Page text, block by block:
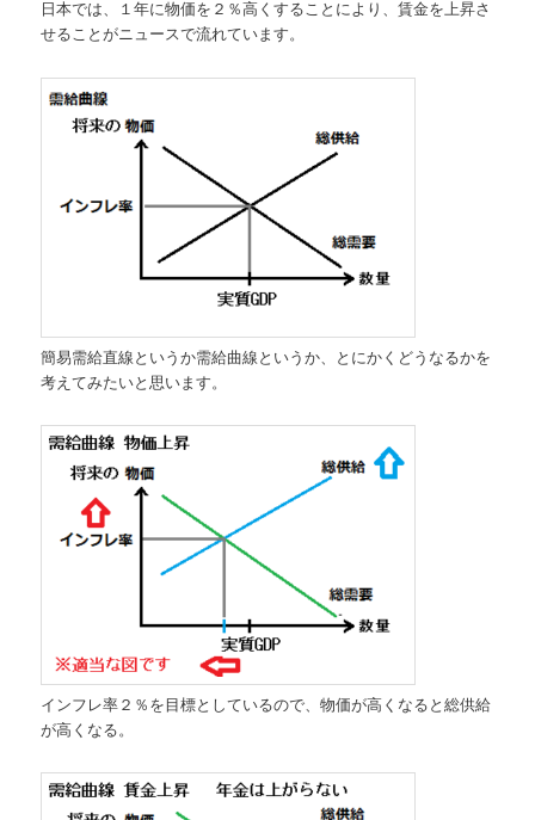
日本では、１年に物価を２％高くすることにより、賃金を上昇さ
せることがニュースで流れています。
簡易需給直線というか需給曲線というか、とにかくどうなるかを
考えてみたいと思います。
インフレ率２％を目標としているので、物価が高くなると総供給
が高くなる。